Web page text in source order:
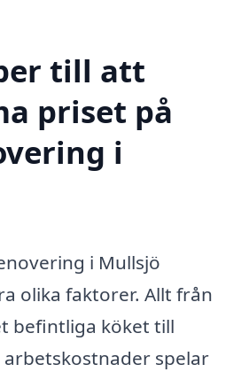
till att
priset på
i
i Mullsjö
olika faktorer. Allt från
befintliga köket till
spelar